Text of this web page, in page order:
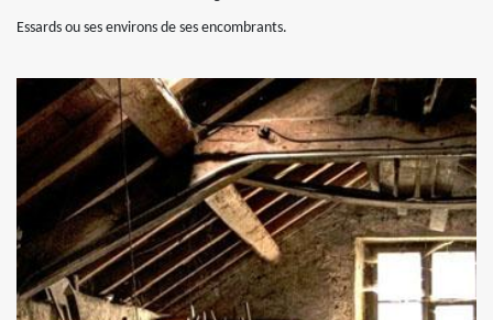
Essards ou ses environs de ses encombrants.